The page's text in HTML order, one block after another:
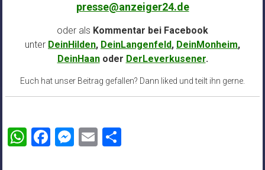
presse@anzeiger24.de
oder als Kommentar bei Facebook
unter DeinHilden, DeinLangenfeld, DeinMonheim,
DeinHaanoder DerLeverkusener.
Euch hat unser Beitrag gefallen? Dann liked und teilt ihn gerne.
WhatsApp
Facebook
Messenger
EmailTeilen